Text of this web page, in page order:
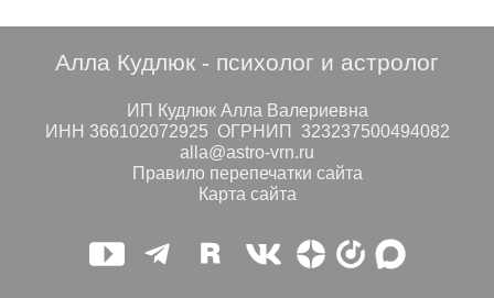
Алла Кудлюк - психолог и астролог
ИП Кудлюк Алла Валериевна
ИНН 366102072925 ОГРНИП 323237500494082
alla@astro-vrn.ru
Правило перепечатки сайта
Карта сайта